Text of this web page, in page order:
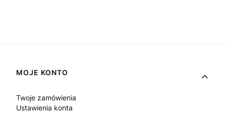
Linki w stopce
MOJE KONTO
Twoje zamówienia
Ustawienia konta